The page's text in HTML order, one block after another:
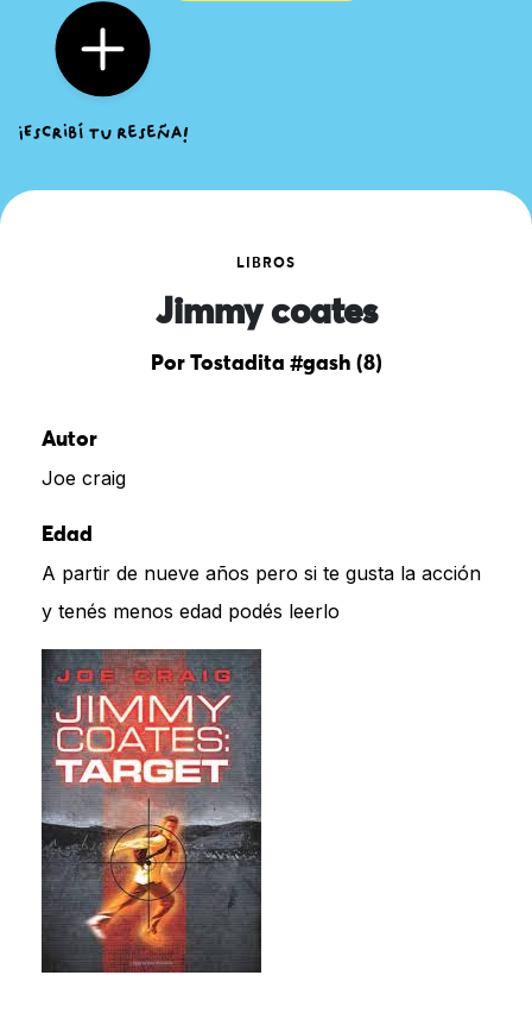
LIBROS
Jimmy coates
Por Tostadita #gash (8)
Autor
Joe craig
Edad
A partir de nueve años pero si te gusta la acción
y tenés menos edad podés leerlo